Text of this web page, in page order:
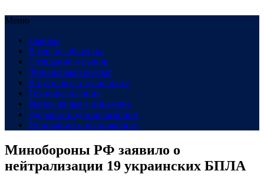
Меню
Главная
В сердце общества
Созидание и рынок
Финансовый компас
В пути: все о транспорте
Техно-революция
Рынок жилья в динамике
Здоровье под микроскопом
Инновации и возможности
Минобороны РФ заявило о
нейтрализации 19 украинских БПЛА